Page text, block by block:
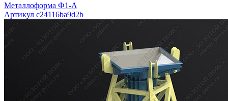
Металлоформа Ф1-А
Артикул c24116ba9d2b